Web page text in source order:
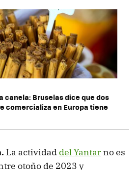
canela: Bruselas dice que dos
comercializa en Europa tiene
La actividad del Yantar no es
otoño de 2023 y